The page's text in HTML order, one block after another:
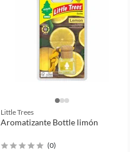
Little Trees
Aromatizante Bottle limón
(0)